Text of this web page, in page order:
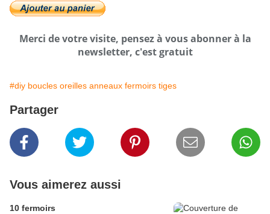
Merci de votre visite, pensez à vous abonner à la
newsletter, c'est gratuit
#diy boucles oreilles anneaux fermoirs tiges
Partager
Vous aimerez aussi
10 fermoirs